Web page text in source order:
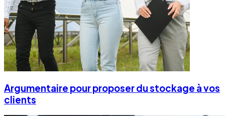
Argumentaire pour proposer du stockage à vos
clients